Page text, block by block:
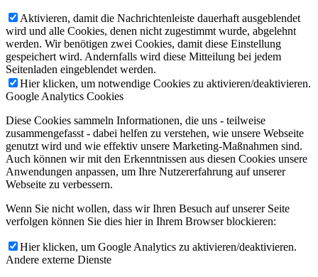
Aktivieren, damit die Nachrichtenleiste dauerhaft ausgeblendet
wird und alle Cookies, denen nicht zugestimmt wurde, abgelehnt
werden. Wir benötigen zwei Cookies, damit diese Einstellung
gespeichert wird. Andernfalls wird diese Mitteilung bei jedem
Seitenladen eingeblendet werden.
Hier klicken, um notwendige Cookies zu aktivieren/deaktivieren.
Google Analytics Cookies
Diese Cookies sammeln Informationen, die uns - teilweise
zusammengefasst - dabei helfen zu verstehen, wie unsere Webseite
genutzt wird und wie effektiv unsere Marketing-Maßnahmen sind.
Auch können wir mit den Erkenntnissen aus diesen Cookies unsere
Anwendungen anpassen, um Ihre Nutzererfahrung auf unserer
Webseite zu verbessern.
Wenn Sie nicht wollen, dass wir Ihren Besuch auf unserer Seite
verfolgen können Sie dies hier in Ihrem Browser blockieren:
Hier klicken, um Google Analytics zu aktivieren/deaktivieren.
Andere externe Dienste